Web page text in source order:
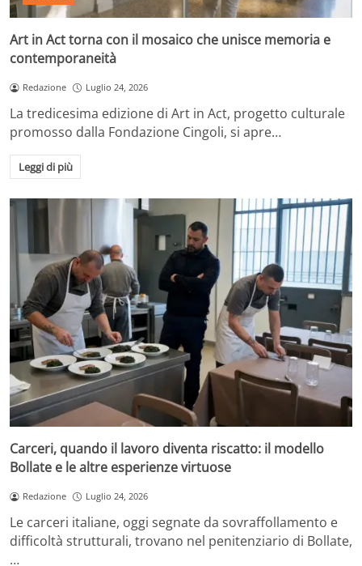
Art in Act torna con il mosaico che unisce memoria e
contemporaneità
Redazione Luglio 24, 2026
La tredicesima edizione di Art in Act, progetto culturale
promosso dalla Fondazione Cingoli, si apre…
Leggi di più
Carceri, quando il lavoro diventa riscatto: il modello
Bollate e le altre esperienze virtuose
Redazione Luglio 24, 2026
Le carceri italiane, oggi segnate da sovraffollamento e
difficoltà strutturali, trovano nel penitenziario di Bollate,
…